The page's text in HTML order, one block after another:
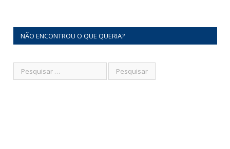
NÃO ENCONTROU O QUE QUERIA?